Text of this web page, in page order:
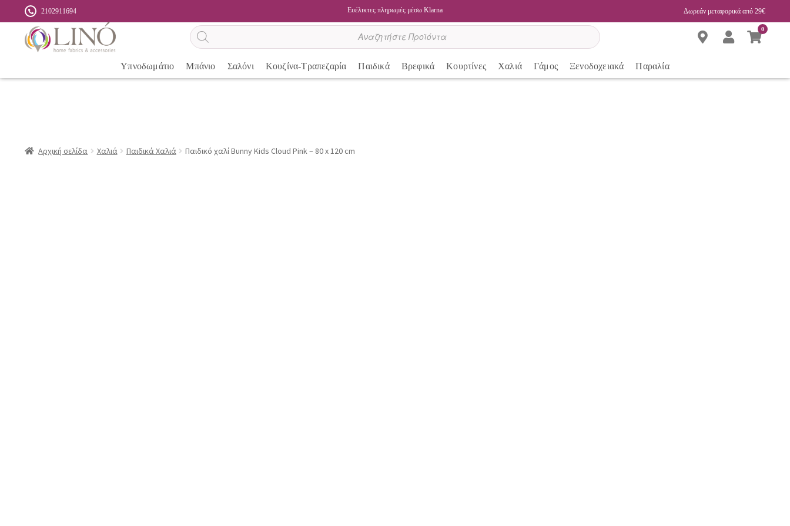
2102911694 Ευέλικτες πληρωμές μέσω Klarna Δωρεάν μεταφορικά από 29€
Αναζήτηση
προϊόντων
0
Υπνοδωμάτιο Μπάνιο Σαλόνι Κουζίνα-Τραπεζαρία Παιδικά Βρεφικά Κουρτίνες Χαλιά Γάμος Ξενοδοχειακά Παραλία
Αρχική σελίδα Χαλιά Παιδικά Χαλιά Παιδικό χαλί Bunny Kids Cloud Pink – 80 x 120 cm